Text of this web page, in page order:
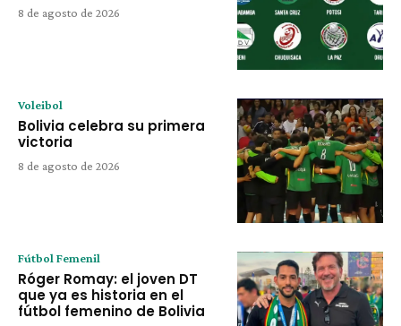
8 de agosto de 2026
Voleibol
Bolivia celebra su primera
victoria
8 de agosto de 2026
Fútbol Femenil
Róger Romay: el joven DT
que ya es historia en el
fútbol femenino de Bolivia